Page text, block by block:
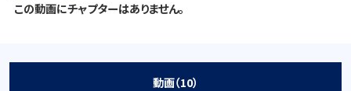
この動画にチャプターはありません。
動画（10）